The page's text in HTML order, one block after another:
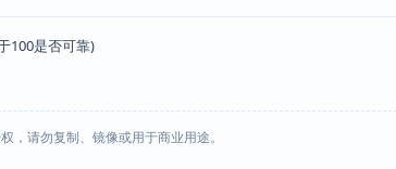
100是否可靠)
，请勿复制、镜像或用于商业用途。